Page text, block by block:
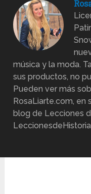
música y la moda.
sus productos, no
Pueden ver más
RosaLiarte.com, en
blog de Lecciones